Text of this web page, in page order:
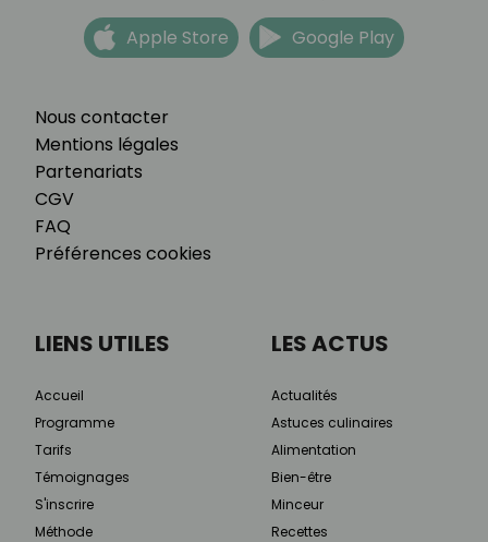
Nous contacter
Mentions légales
Partenariats
CGV
FAQ
Préférences cookies
Apple Store Google Play
LIENS UTILES
Accueil
Programme
Tarifs
Témoignages
S'inscrire
Méthode
LES ACTUS
Actualités
Astuces culinaires
Alimentation
Bien-être
Minceur
Recettes